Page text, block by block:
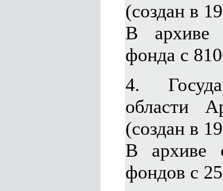
(создан в
В архиве
фонда с
4.
области
(создан в
В архиве
фондов с